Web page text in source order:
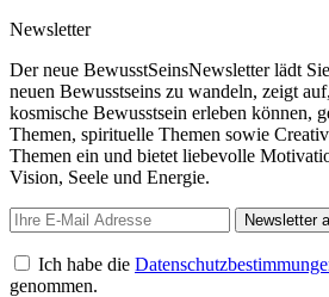
Newsletter
Der neue BewusstSeinsNewsletter lädt
neuen Bewusstseins zu wandeln, zeigt
kosmische Bewusstsein erleben können,
Themen, spirituelle Themen sowie
Themen ein und bietet liebevolle
Vision, Seele und Energie.
Newsletter
Ich habe die
genommen.